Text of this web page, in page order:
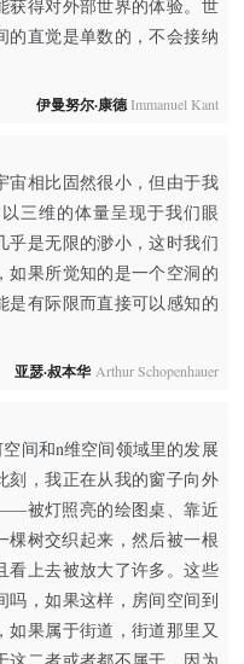
获得对外部世界的体验。世
的直觉是单数的，不会接纳
伊曼努尔·康德Immanuel Kant
宙相比固然很小，但由于我
三维的体量呈现于我们眼
乎是无限的渺小，这时我们
如果所觉知的是一个空洞的
是有际限而直接可以感知的
亚瑟·叔本华Arthur Schopenhauer
间和n维空间领域里的发展
刻，我正在从我的窗子向外
被灯照亮的绘图桌、靠近
树交织起来，然后被一根
看上去被放大了许多。这些
吗，如果这样，房间空间到
如果属于街道，街道那里又